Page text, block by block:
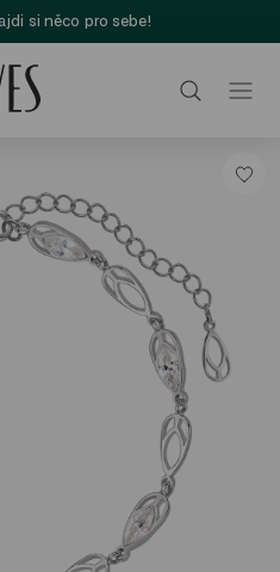
si něco pro sebe!